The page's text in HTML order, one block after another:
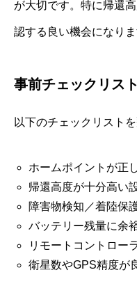
が大切です。特に帰還
認する良い機会になりま
事前チェックリス
以下のチェックリスト
ホームポイントが正
帰還高度が十分高い
障害物検知／着陸保
バッテリー残量に余
リモートコントロー
衛星数やGPS精度が